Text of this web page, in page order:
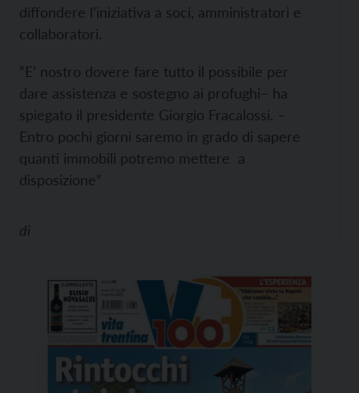
diffondere l’iniziativa a soci, amministratori e
collaboratori.
“E’ nostro dovere fare tutto il possibile per
dare assistenza e sostegno ai profughi– ha
spiegato il presidente Giorgio Fracalossi. –
Entro pochi giorni saremo in grado di sapere
quanti immobili potremo mettere a
disposizione”
di